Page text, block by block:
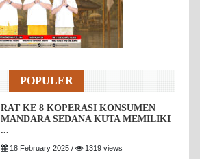
POPULER
RAT KE 8 KOPERASI KONSUMEN
MANDARA SEDANA KUTA MEMILIKI
...
18 February 2025 / 1319 views